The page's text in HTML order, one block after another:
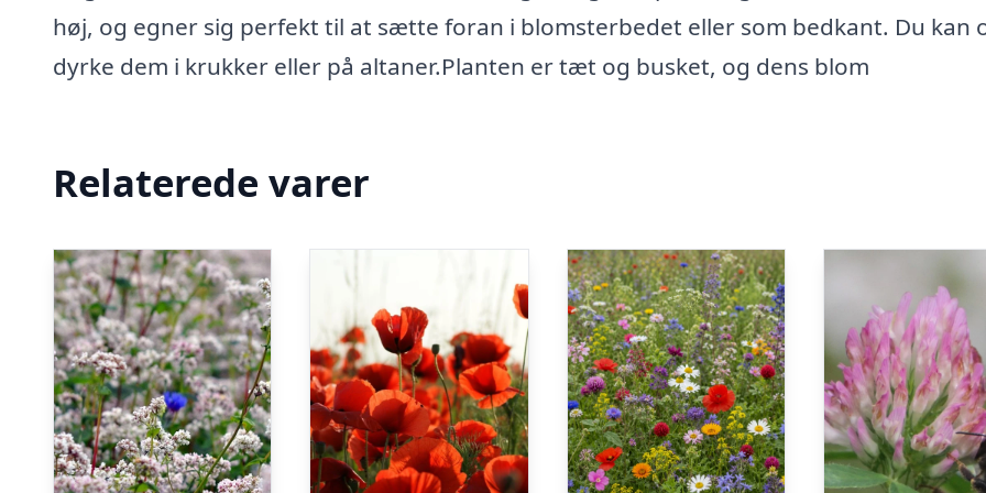
høj, og egner sig perfekt til at sætte foran i blomsterbedet eller som bedkant. Du kan
dyrke dem i krukker eller på altaner.Planten er tæt og busket, og dens blom
Relaterede varer